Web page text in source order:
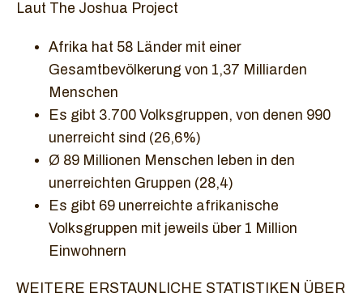
Laut The Joshua Project
Afrika hat 58 Länder mit einer
Gesamtbevölkerung von 1,37 Milliarden
Menschen
Es gibt 3.700 Volksgruppen, von denen 990
unerreicht sind (26,6%)
Ø 89 Millionen Menschen leben in den
unerreichten Gruppen (28,4)
Es gibt 69 unerreichte afrikanische
Volksgruppen mit jeweils über 1 Million
Einwohnern
WEITERE ERSTAUNLICHE STATISTIKEN ÜBER